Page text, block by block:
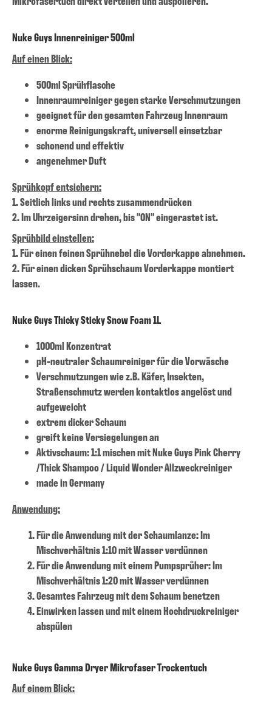
Nuke Guys Innenreiniger 500ml
Auf einen Blick:
500ml Sprühflasche
Innenraumreiniger gegen starke Verschmutzungen
geeignet für den gesamten Fahrzeug Innenraum
enorme Reinigungskraft, universell einsetzbar
schonend und effektiv
angenehmer Duft
Sprühkopf entsichern:
1. Seitlich links und rechts zusammendrücken
2. Im Uhrzeigersinn drehen, bis "ON" eingerastet ist.
Sprühbild einstellen:
1. Für einen feinen Sprühnebel die Vorderkappe abnehmen.
2. Für einen dicken Sprühschaum Vorderkappe montiert
lassen.
Nuke Guys Thicky Sticky Snow Foam 1L
1000ml Konzentrat
pH-neutraler Schaumreiniger für die Vorwäsche
Verschmutzungen wie z.B. Käfer, Insekten,
Straßenschmutz werden kontaktlos angelöst und
aufgeweicht
extrem dicker Schaum
greift keine Versiegelungen an
Aktivschaum: 1:1 mischen mit Nuke Guys Pink Cherry
/Thick Shampoo / Liquid Wonder Allzweckreiniger
made in Germany
Anwendung:
Für die Anwendung mit der Schaumlanze: Im
Mischverhältnis 1:10 mit Wasser verdünnen
Für die Anwendung mit einem Pumpsprüher: Im
Mischverhältnis 1:20 mit Wasser verdünnen
Gesamtes Fahrzeug mit dem Schaum benetzen
Einwirken lassen und mit einem Hochdruckreiniger
abspülen
Nuke Guys Gamma Dryer Mikrofaser Trockentuch
Auf einem Blick: